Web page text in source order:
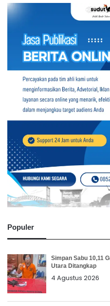
Populer
Simpan Sabu 10,11
Utara Ditangkap
4 Agustus 2026